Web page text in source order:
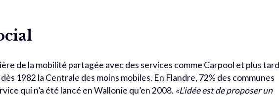
de la mobilité partagée avec des services comme Carpool et plus
1982 la Centrale des moins mobiles. En Flandre, 72% des communes
qui n’a été lancé en Wallonie qu’en 2008. «L’idée est de proposer un